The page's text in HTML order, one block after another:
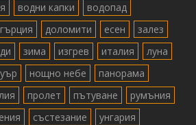
водни капки
водопад
гърция доломити есен
залез
зима изгрев италия
луна
нощно небе
панорама
пролет пътуване
румъния
състезание
унгария